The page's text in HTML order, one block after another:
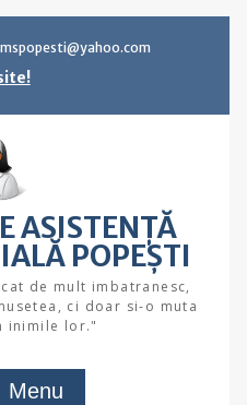
ASISTENȚĂ
POPEŞTI
de mult imbatranesc,
ci doar si-o muta
inimile lor."
Menu